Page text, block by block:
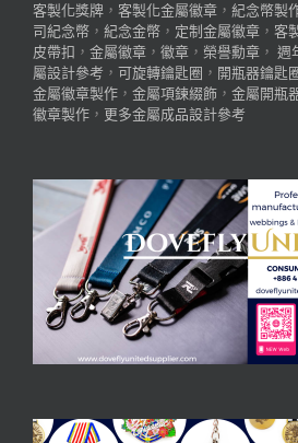
客製化獎牌 ， 客製化金屬徽章 ， 紀念幣製
司紀念幣 ， 紀念金幣 ， 定制金屬徽章 ， 客
皮帶扣 ， 金屬徽章 ， 徽章 ， 榮譽勳章 ， 週
屬設計參考 ， 可旋轉鑰匙圈 ， 開瓶器鑰匙
金屬徽章製作 ， 金屬項鍊綴飾 ， 金屬開瓶
徽章製作 ， 更多金屬成品設計參考